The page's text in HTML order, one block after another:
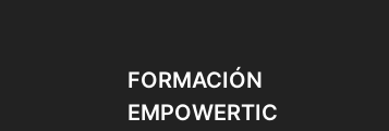
FORMACIÓN
EMPOWERTIC